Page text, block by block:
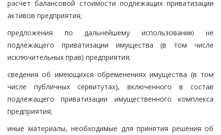
расчет балансовой стоимости подлежащих приватизации
активов предприятия;
предложения по дальнейшему использованию не
подлежащего приватизации имущества (в том числе
исключительных прав) предприятия;
сведения об имеющихся обременениях имущества (в том
числе публичных сервитутах), включенного в состав
подлежащего приватизации имущественного комплекса
предприятия;
иные материалы, необходимые для принятия решения об